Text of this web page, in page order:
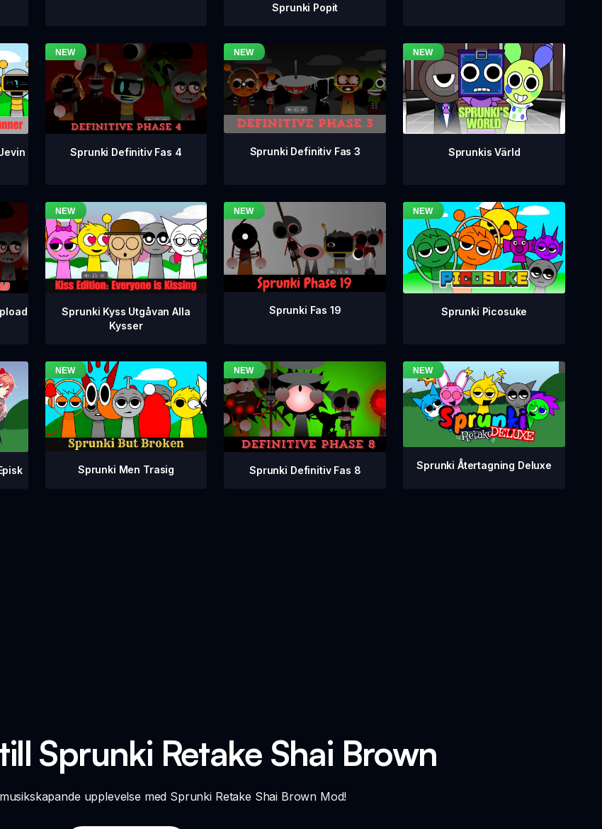
Sprunki Popit
Sprunki Definitiv Fas 4 Sprunki Definitiv Fas 3 Sprunkis Värld
Sprunki Kyss Utgåvan Alla
Kysser
Sprunki Fas 19 Sprunki Picosuke
Sprunki Men Trasig Sprunki Definitiv Fas 8 Sprunki Återtagning Deluxe
Sprunki Retake Shai Brown
upplevelse med Sprunki Retake Shai Brown Mod!